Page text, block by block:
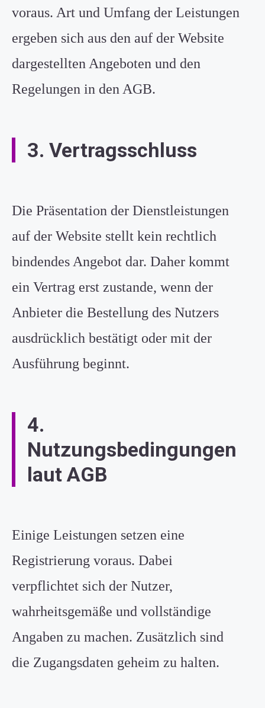
voraus. Art und Umfang der Leistungen
ergeben sich aus den auf der Website
dargestellten Angeboten und den
Regelungen in den AGB.
3. Vertragsschluss
Die Präsentation der Dienstleistungen
auf der Website stellt kein rechtlich
bindendes Angebot dar. Daher kommt
ein Vertrag erst zustande, wenn der
Anbieter die Bestellung des Nutzers
ausdrücklich bestätigt oder mit der
Ausführung beginnt.
4.
Nutzungsbedingungen
laut AGB
Einige Leistungen setzen eine
Registrierung voraus. Dabei
verpflichtet sich der Nutzer,
wahrheitsgemäße und vollständige
Angaben zu machen. Zusätzlich sind
die Zugangsdaten geheim zu halten.